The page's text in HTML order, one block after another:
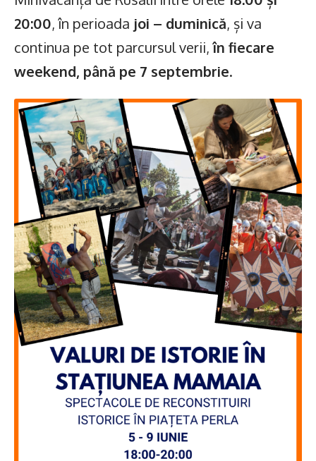
20:00, în perioada joi – duminică, și va
continua pe tot parcursul verii,în fiecare
weekend, până pe 7 septembrie.